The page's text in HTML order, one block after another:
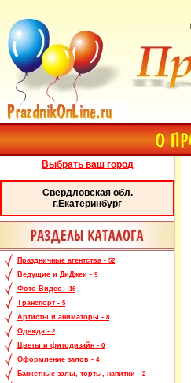
Выбрать ваш город
Свердловская обл.
г.Екатеринбург
Праздничные агентства - 52
Ведущие и ДиДжеи - 9
Фото-Видео - 16
Транспорт - 5
Артисты и аниматоры - 8
Одежда - 2
Цветы и фитодизайн - 0
Оформление залов - 4
Банкетные залы, торты, напитки - 2